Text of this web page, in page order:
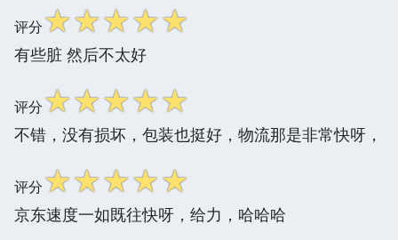
评分☆☆☆☆☆
有些脏 然后不太好
评分☆☆☆☆☆
不错，没有损坏，包装也挺好，物流那是非常快呀，
评分☆☆☆☆☆
京东速度一如既往快呀，给力，哈哈哈